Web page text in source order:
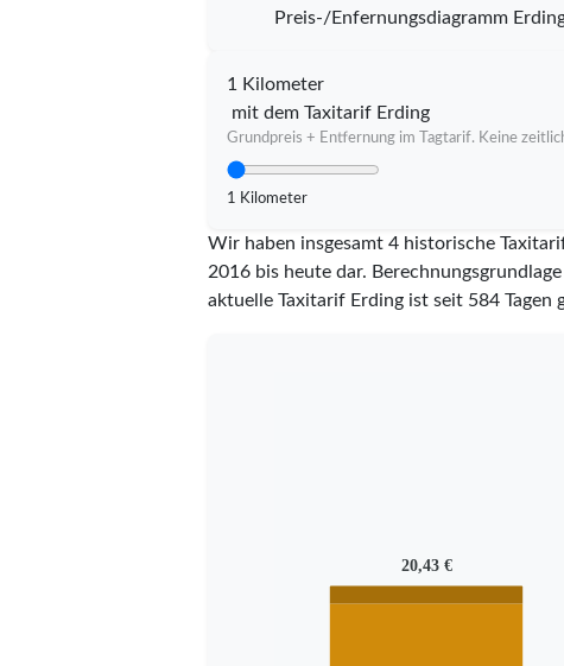
Preis-/Enfernungsdiagramm
1 Kilometer
mit dem Taxitarif Erding
Grundpreis + Entfernung im Tagtarif. Keine
1 Kilometer
Wir haben insgesamt 4 historische
2016 bis heute dar.
aktuelle Taxitarif Erding ist seit 584Tagen
20,43 €